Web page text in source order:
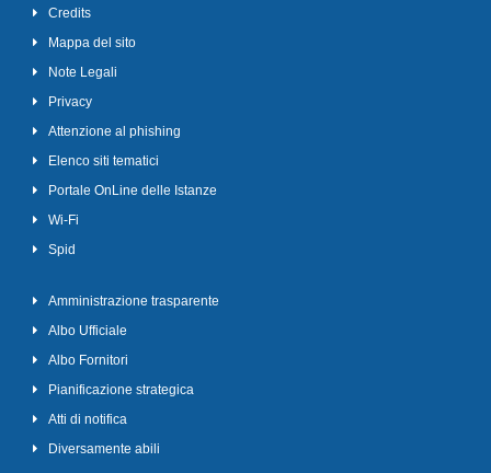
Credits
Mappa del sito
Note Legali
Privacy
Attenzione al phishing
Elenco siti tematici
Portale OnLine delle Istanze
Wi-Fi
Spid
Amministrazione trasparente
Albo Ufficiale
Albo Fornitori
Pianificazione strategica
Atti di notifica
Diversamente abili